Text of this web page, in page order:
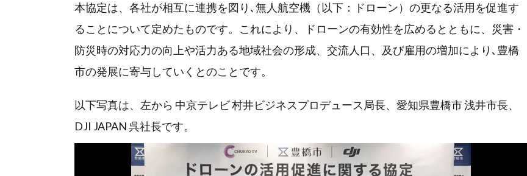
本協定は、各社が相互に連携を図り､無人航空機（以下：ドローン）の更なる活用を促進す
ることについて定めたものです。これにより、ドローンの有効性を広めるとともに、災害・
防災時の対応力の向上や活力ある地域社会の形成、交流人口、及び雇用の増加により､豊橋
市の発展に寄与していくとのことです。
以下写真は、左から 中京テレビ 村井ビジネスプロデュース局長、愛知県豊橋市 浅井市長、
DJI JAPAN 呉社長です。